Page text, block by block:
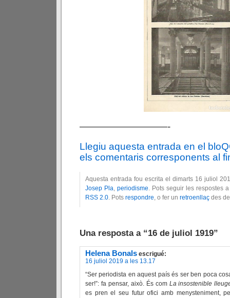
—————————-
Llegiu aquesta entrada en el
els comentaris corresponents al
Aquesta entrada fou escrita el dimarts 16 juliol
Josep Pla, periodisme. Pots seguir les respostes
RSS 2.0. Pots respondre, o fer un retroenllaç des
Una resposta a “16 de juliol 1919”
Helena Bonals escrigué:
16 juliol 2019 a les 13.17
“Ser periodista en aquest país és ser ben poca
ser!”: fa pensar, això. És com La insostenible
es pren el seu futur ofici amb menysteniment,